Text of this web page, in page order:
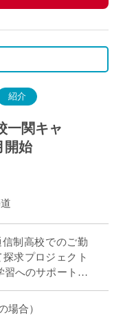
紹介
一関キャ
開始
信制高校でのご勤
求プロジェクト
習へのサポートに
ご応募ください！
張が […]
場合）